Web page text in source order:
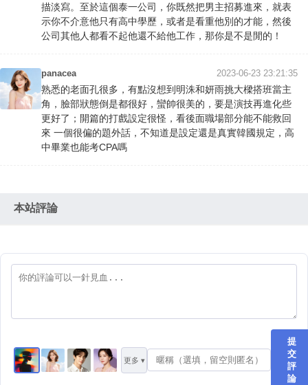
描淡寫。至於這個泰一公司，你既然把男主招募進來，就表
示你不介意他只有高中學歷，或者是看重他別的才能，然後
公司其他人都看不起他還不給他工作，那你是不是閒的！
panacea 2023-06-23 23:21:35
熟悉的老面孔很多，有點沒想到明洙和妍雨挑大樑搭班當主
角，臉部狀態倒是都很好，蠻帥很美的，要是演技再進化些
更好了；開篇的打戲設定很怪，看後面職場部分能不能救回
來 一個很偏的題外話，不知道是設定還是真實韓國規定，高
中畢業也能考CPA嗎
本站評論
更多 ▾
提
交
評
論